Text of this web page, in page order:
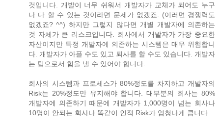
것입니다. 개발이 너무 쉬워서 개발자가 교체가 되어도 누구
나 다 할 수 있는 것이라면 문제가 없겠죠. (이러면 경쟁력도
없겠죠? ^^) 하지만 그렇지 않다면 개별 개발자에 의존하는
것 자체가 큰 리스크입니다. 회사에서 개발자가 가장 중요한
자산이지만 특정 개발자에 의존하는 시스템은 매우 위험합니
다. 개발자가 아플 수도 있고 퇴사를 할 수도 있습니다. 개발자
는 팀으로서 힘을 낼 수 있어야 합니다.
회사의 시스템과 프로세스가 80%정도를 차지하고 개발자의
Risk는 20%정도만 유지해야 합니다. 대부분의 회사는 80%
개발자에 의존하기 때문에 개발자가 1,000명이 넘는 회사나
10명이 안되는 회사나 똑같이 인적 Risk가 엄청나게 큽니다.